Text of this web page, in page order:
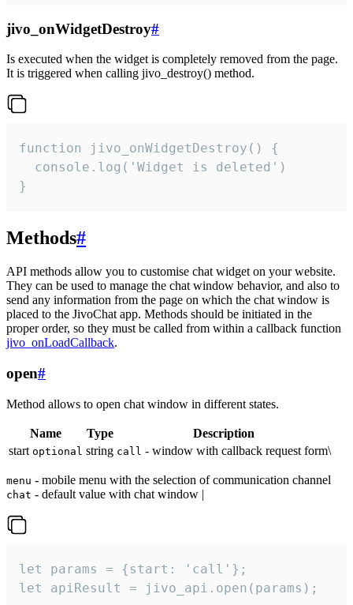
jivo_onWidgetDestroy#
Is executed when the widget is completely removed from the page.
It is triggered when calling jivo_destroy() method.
function jivo_onWidgetDestroy() {
  console.log('Widget is deleted')
}
Methods#
API methods allow you to customise chat widget on your website.
They can be used to manage the chat window behavior, and also to
send any information from the page on which the chat window is
placed to the JivoChat app. Methods should be initiated in the
proper order, so they must be called from within a callback function
jivo_onLoadCallback.
open#
Method allows to open chat window in different states.
Name Type
Description
start optional string call - window with callback request form\
menu - mobile menu with the selection of communication channel
chat - default value with chat window |
let params = {start: 'call'};
let apiResult = jivo_api.open(params);